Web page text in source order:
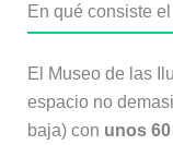
En qué consiste
El Museo de las
espacio no
baja) con unos